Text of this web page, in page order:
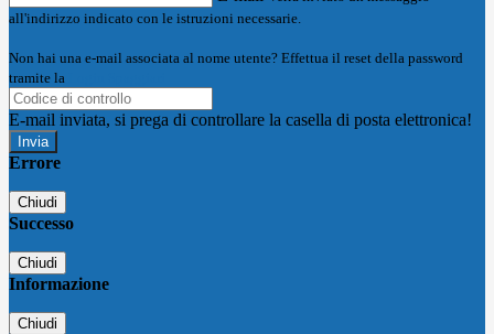
all'indirizzo indicato con le istruzioni necessarie.
Non hai una e-mail associata al nome utente? Effettua il reset della password
tramite la
E-mail inviata, si prega di controllare la casella di posta elettronica!
Errore
Chiudi
Successo
Chiudi
Informazione
Chiudi